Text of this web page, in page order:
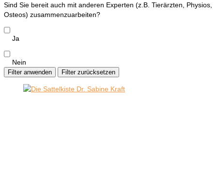
Sind Sie bereit auch mit anderen Experten (z.B. Tierärzten, Physios,
Osteos) zusammenzuarbeiten?
Ja
Nein
Filter anwenden Filter zurücksetzen